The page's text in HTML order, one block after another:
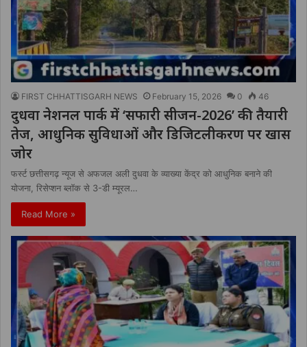
FIRST CHHATTISGARH NEWS February 15, 2026 0 46
दुधवा नेशनल पार्क में ‘सफारी सीजन-2026’ की तैयारी
तेज, आधुनिक सुविधाओं और डिजिटलीकरण पर खास
जोर
फर्स्ट छत्तीसगढ़ न्यूज से अफजल अली दुधवा के व्याख्या केंद्र को आधुनिक बनाने की
योजना, रिसेप्शन ब्लॉक से 3-डी म्यूरल…
Read More »